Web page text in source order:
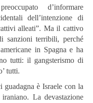
d’informare
dell’intenzione di
alleati”. Ma il cattivo
sanzioni terribili, perché
in Spagna e ha
tutti: il gangsterismo di
tutti.
guadagna è Israele con la
La devastazione